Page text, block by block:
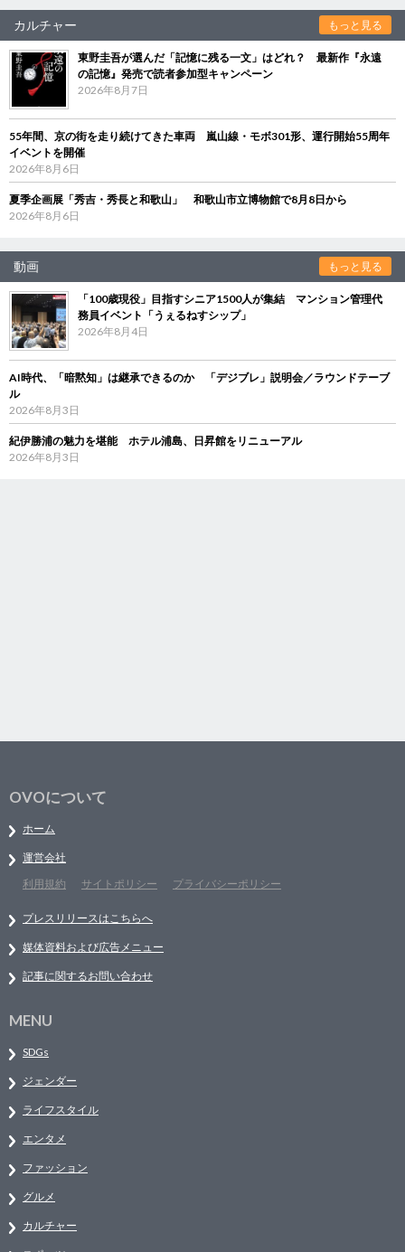
カルチャー もっと見る
東野圭吾が選んだ「記憶に残る一文」はどれ？ 最新作『永遠
の記憶』発売で読者参加型キャンペーン
2026年8月7日
55年間、京の街を走り続けてきた車両 嵐山線・モボ301形、運行開始55周年
イベントを開催
2026年8月6日
夏季企画展「秀吉・秀長と和歌山」 和歌山市立博物館で8月8日から
2026年8月6日
動画 もっと見る
「100歳現役」目指すシニア1500人が集結 マンション管理代
務員イベント「うぇるねすシップ」
2026年8月4日
AI時代、「暗黙知」は継承できるのか 「デジブレ」説明会／ラウンドテーブ
ル
2026年8月3日
紀伊勝浦の魅力を堪能 ホテル浦島、日昇館をリニューアル
2026年8月3日
OVOについて
ホーム
運営会社
利用規約
サイトポリシー プライバシーポリシー
プレスリリースはこちらへ
媒体資料および広告メニュー
記事に関するお問い合わせ
MENU
SDGs
ジェンダー
ライフスタイル
エンタメ
ファッション
グルメ
カルチャー